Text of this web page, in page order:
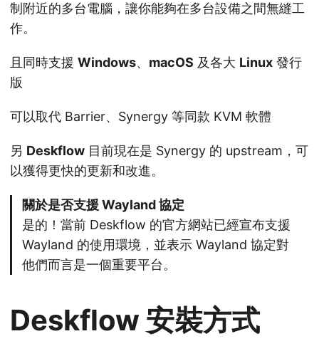
制附近的多台電腦，讓你能夠在多台設備之間無縫工
作。
且同時支援 Windows、 macOS 及各大 Linux 發行
版
可以取代 Barrier、Synergy 等同款 KVM 軟體
另 Deskflow 目前現在是 Synergy 的 upstream，可
以獲得更快的更新和改進。
關於是否支援 Wayland 協定
是的！當前 Deskflow 的官方網站已經宣布支援
Wayland 的使用環境，並表示 Wayland 協定對
他們而言是一個重要平台。
Deskflow 安裝方式